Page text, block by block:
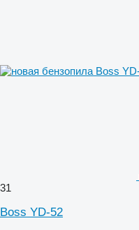
31
Boss YD-52